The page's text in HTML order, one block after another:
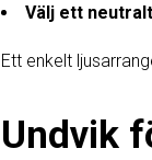
Välj ett
Ett enkelt
Undvik